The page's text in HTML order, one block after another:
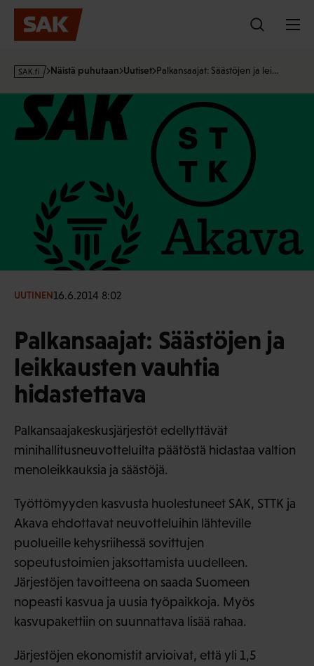
Hyppää
sisältöön
s
f
i
Näistä puhutaan Uutiset Palkansaajat: Säästöjen ja lei…
UUTINEN16.6.2014 8:02
Palkansaajat: Säästöjen ja
leikkausten vauhtia
hidastettava
Palkansaajakeskusjärjestöt edellyttävät
minihallitusneuvotteluilta päätöstä hidastaa valtion
menoleikkauksia ja säästöjä.
Työttömyyden kasvusta huolestuneet SAK, STTK ja
Akava ehdottavat neuvotteluihin lähteville
puolueille kehysriihessä sovittujen
sopeutustoimien jaksottamista uudelleen.
Järjestöjen tavoitteena on saada Suomeen
nopeasti kasvua ja uusia työpaikkoja. Myös
kasvupakettiin on suunnattava lisää rahaa.
Järjestöjen ekonomistit arvioivat, että yli 1,5